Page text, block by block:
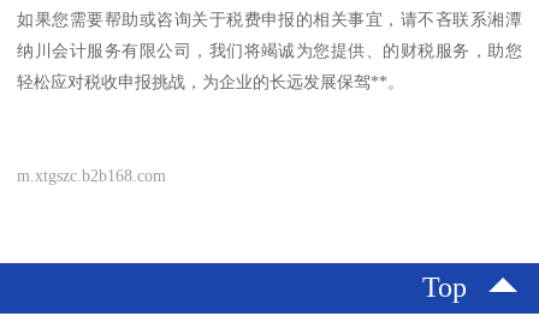
如果您需要帮助或咨询关于税费申报的相关事宜，请不吝联系湘潭
纳川会计服务有限公司，我们将竭诚为您提供、的财税服务，助您
轻松应对税收申报挑战，为企业的长远发展保驾**。
m.xtgszc.b2b168.com
Top